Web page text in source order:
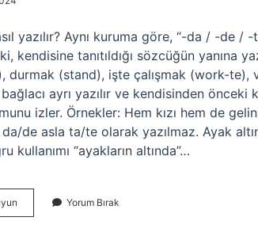
yazılır? Aynı kuruma göre, “-da / -de /
kendisine tanıtıldığı sözcüğün yanına
durmak (stand), işte çalışmak (work-te),
bağlacı ayrı yazılır ve kendisinden
izler. Örnekler: Hem kızı hem de
da/de asla ta/te olarak yazılmaz. Ayak
kullanımı “ayakların altında”…
Da
Yorum Bırak